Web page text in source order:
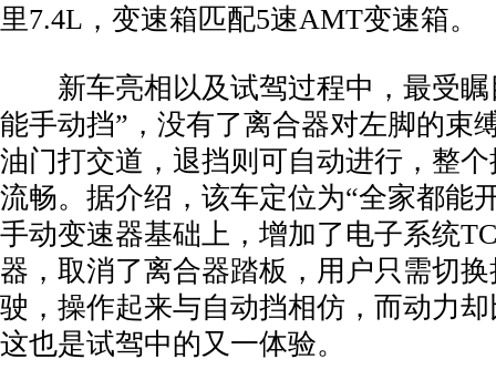
里7.4L，变速箱匹配5速AMT变速箱。
新车亮相以及试驾过程中，最受瞩
能手动挡”，没有了离合器对左脚的束
油门打交道，退挡则可自动进行，整
流畅。据介绍，该车定位为“全家都能
手动变速器基础上，增加了电子系统
器，取消了离合器踏板，用户只需切
驶，操作起来与自动挡相仿，而动力
这也是试驾中的又一体验。